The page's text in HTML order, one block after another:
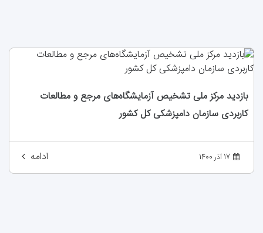
بازدید مرکز ملی تشخیص آزمایشگاه‌های مرجع و مطالعات
کاربردی سازمان دامپزشکی کل کشور
17 آذر 1400 ادامه